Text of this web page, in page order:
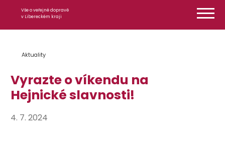
Vše o veřejné dopravě
v Libereckém kraji
Aktuality
Vyrazte o víkendu na
Hejnické slavnosti!
4. 7. 2024